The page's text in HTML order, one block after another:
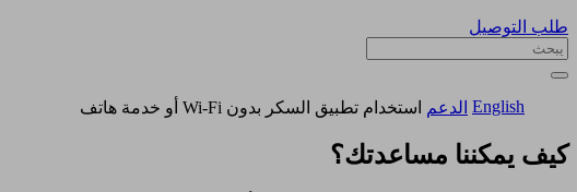
طلب التوصيل
English الدعم استخدام تطبيق السكر بدون Wi-Fi أو خدمة هاتف
كيف يمكننا مساعدتك؟